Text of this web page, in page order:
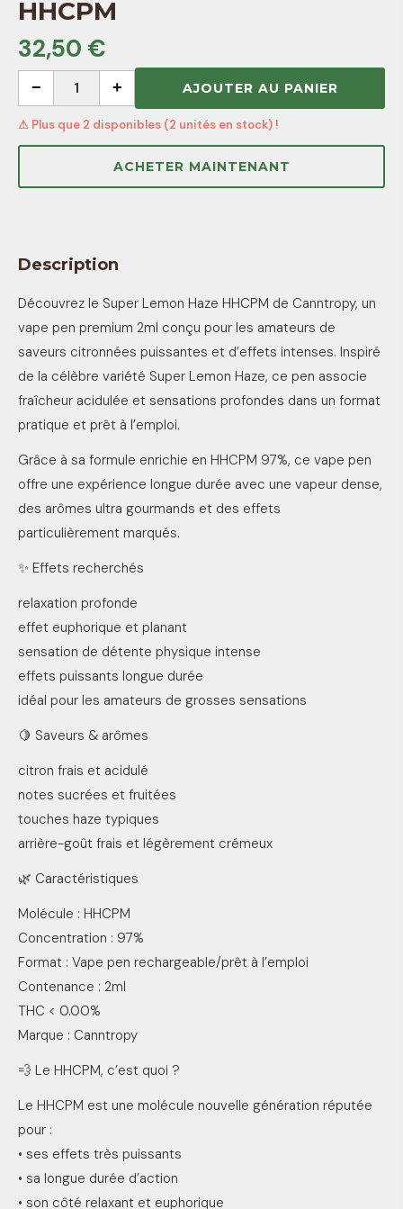
HHCPM
32,50 €
− 1 + AJOUTER AU PANIER
⚠ Plus que 2 disponibles (2 unités en stock) !
ACHETER MAINTENANT
Description
Découvrez le Super Lemon Haze HHCPM de Canntropy, un
vape pen premium 2ml conçu pour les amateurs de
saveurs citronnées puissantes et d’effets intenses. Inspiré
de la célèbre variété Super Lemon Haze, ce pen associe
fraîcheur acidulée et sensations profondes dans un format
pratique et prêt à l’emploi.
Grâce à sa formule enrichie en HHCPM 97%, ce vape pen
offre une expérience longue durée avec une vapeur dense,
des arômes ultra gourmands et des effets
particulièrement marqués.
✨ Effets recherchés
relaxation profonde
effet euphorique et planant
sensation de détente physique intense
effets puissants longue durée
idéal pour les amateurs de grosses sensations
🍋 Saveurs & arômes
citron frais et acidulé
notes sucrées et fruitées
touches haze typiques
arrière-goût frais et légèrement crémeux
🌿 Caractéristiques
Molécule : HHCPM
Concentration : 97%
Format : Vape pen rechargeable/prêt à l’emploi
Contenance : 2ml
THC < 0.00%
Marque : Canntropy
💨 Le HHCPM, c’est quoi ?
Le HHCPM est une molécule nouvelle génération réputée
pour :
• ses effets très puissants
• sa longue durée d’action
• son côté relaxant et euphorique